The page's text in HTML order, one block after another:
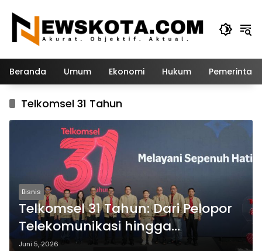
konten
Beranda Umum Ekonomi Hukum
Telkomsel 31 Tahun
Bisnis
Telkomsel 31 Tahun: Dari Pelopor
Telekomunikasi hingga
Penggerak Ekosistem Digital
Juni 5, 2026